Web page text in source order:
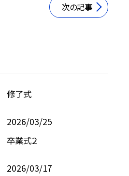
次の記事
修了式
2026/03/25
卒業式２
2026/03/17